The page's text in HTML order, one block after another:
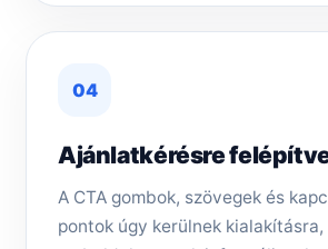
04
Ajánlatkérésre
A CTA gombok, szövegek és
pontok úgy kerülnek kialakításra,